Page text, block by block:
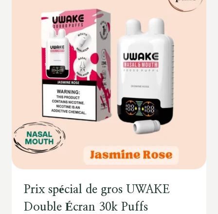
Prix spécial de gros UWAKE
Double Écran 30k Puffs